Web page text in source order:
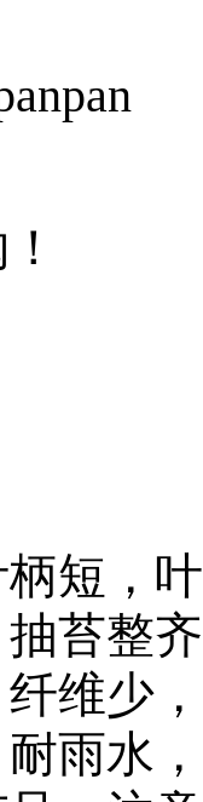
短，
苔整
维少
雨水